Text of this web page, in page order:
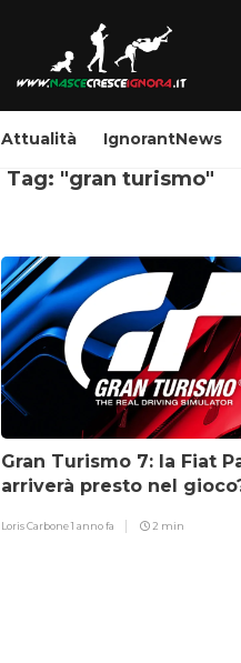
Attualità IgnorantNews
Tag: "gran turismo"
Gran Turismo 7: la Fiat
arriverà presto nel
Loris Carbone1 anno fa 2 min